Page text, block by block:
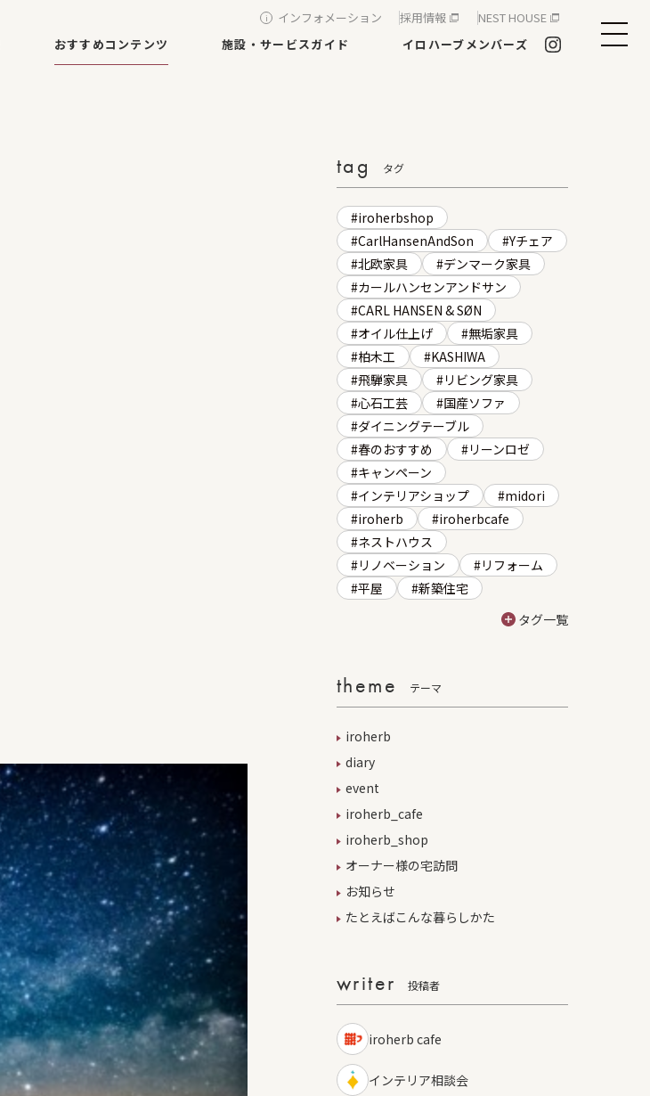
インフォメーション 採用情報
NEST HOUSE
おすすめコンテンツ 施設・サービスガイド イロハーブメンバーズ
tag タグ
iroherbshop
CarlHansenAndSon
Yチェア
北欧家具
デンマーク家具
カールハンセンアンドサン
CARL HANSEN & SØN
オイル仕上げ
無垢家具
柏木工
KASHIWA
飛騨家具
リビング家具
心石工芸
国産ソファ
ダイニングテーブル
春のおすすめ
リーンロゼ
キャンペーン
インテリアショップ
midori
iroherb
iroherbcafe
ネストハウス
リノベーション
リフォーム
平屋
新築住宅
タグ一覧
theme テーマ
iroherb
diary
event
iroherb_cafe
iroherb_shop
オーナー様の宅訪問
お知らせ
たとえばこんな暮らしかた
writer 投稿者
iroherb cafe
インテリア相談会